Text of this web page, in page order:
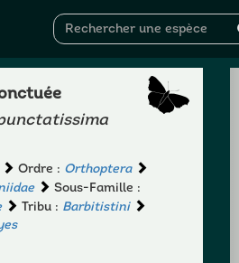
Ordre : Orthoptera
Sous-Famille :
Tribu : Barbitistini